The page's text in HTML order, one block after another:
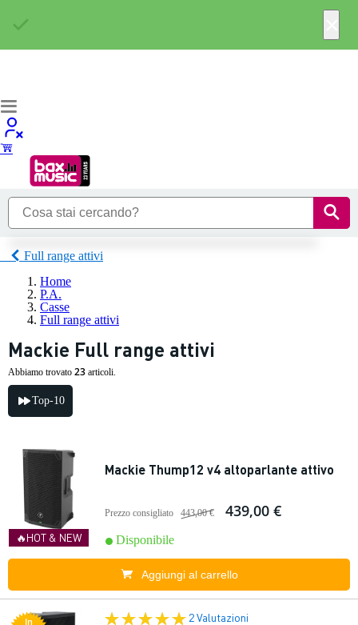
Full range attivi
Home
P.A.
Casse
Full range attivi
Mackie Full range attivi
Abbiamo trovato 23 articoli.
Top-10
🔥HOT & NEW
Mackie Thump12 v4 altoparlante attivo
Prezzo consigliato 443,00 € 439,00 €
Disponibile
Aggiungi al carrello
In 2 Valutazioni